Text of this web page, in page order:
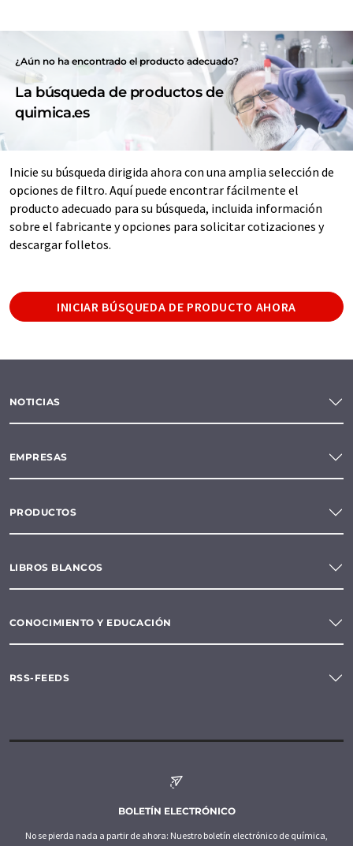
¿Aún no ha encontrado el producto adecuado?
La búsqueda de productos de
quimica.es
Inicie su búsqueda dirigida ahora con una amplia selección de
opciones de filtro. Aquí puede encontrar fácilmente el
producto adecuado para su búsqueda, incluida información
sobre el fabricante y opciones para solicitar cotizaciones y
descargar folletos.
INICIAR BÚSQUEDA DE PRODUCTO AHORA
NOTICIAS
EMPRESAS
PRODUCTOS
LIBROS BLANCOS
CONOCIMIENTO Y EDUCACIÓN
RSS-FEEDS
BOLETÍN ELECTRÓNICO
No se pierda nada a partir de ahora: Nuestro boletín electrónico de química,